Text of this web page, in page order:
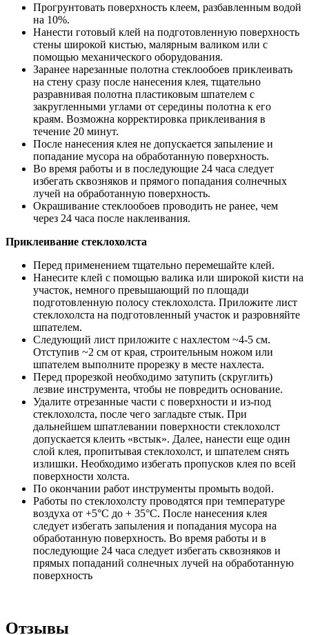
Прогрунтовать поверхность клеем, разбавленным водой
на 10%.
Нанести готовый клей на подготовленную поверхность
стены широкой кистью, малярным валиком или с
помощью механического оборудования.
Заранее нарезанные полотна стеклообоев приклеивать
на стену сразу после нанесения клея, тщательно
разравнивая полотна пластиковым шпателем с
закругленными углами от середины полотна к его
краям. Возможна корректировка приклеивания в
течение 20 минут.
После нанесения клея не допускается запыление и
попадание мусора на обработанную поверхность.
Во время работы и в последующие 24 часа следует
избегать сквозняков и прямого попадания солнечных
лучей на обработанную поверхность.
Окрашивание стеклообоев проводить не ранее, чем
через 24 часа после наклеивания.
Приклеивание стеклохолста
Перед применением тщательно перемешайте клей.
Нанесите клей с помощью валика или широкой кисти на
участок, немного превышающий по площади
подготовленную полосу стеклохолста. Приложите лист
стеклохолста на подготовленный участок и разровняйте
шпателем.
Следующий лист приложите с нахлестом ~4-5 см.
Отступив ~2 см от края, строительным ножом или
шпателем выполните прорезку в месте нахлеста.
Перед прорезкой необходимо затупить (скруглить)
лезвие инструмента, чтобы не повредить основание.
Удалите отрезанные части с поверхности и из-под
стеклохолста, после чего загладьте стык. При
дальнейшем шпатлевании поверхности стеклохолст
допускается клеить «встык». Далее, нанести еще один
слой клея, пропитывая стеклохолст, и шпателем снять
излишки. Необходимо избегать пропусков клея по всей
поверхности холста.
По окончании работ инструменты промыть водой.
Работы по стеклохолсту проводятся при температуре
воздуха от +5°С до + 35°С. После нанесения клея
следует избегать запыления и попадания мусора на
обработанную поверхность. Во время работы и в
последующие 24 часа следует избегать сквозняков и
прямых попаданий солнечных лучей на обработанную
поверхность
Отзывы